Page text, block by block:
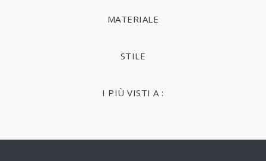
MATERIALE
STILE
I PIÙ VISTI A :